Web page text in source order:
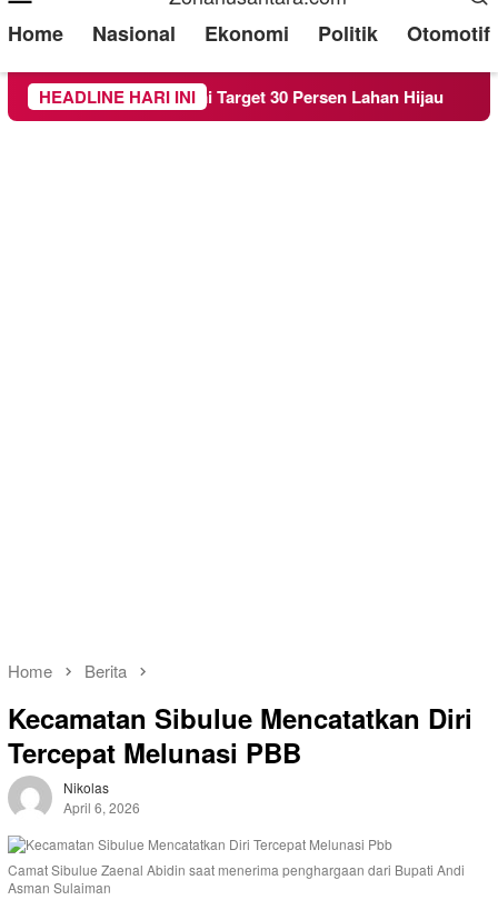
Menu
Home Nasional Ekonomi Politik Otomotif
HEADLINE HARI INI
RTH demi Target 30 Persen Lahan Hijau
Home Berita
Kecamatan Sibulue Mencatatkan Diri
Tercepat Melunasi PBB
Nikolas
April 6, 2026
Camat Sibulue Zaenal Abidin saat menerima penghargaan dari Bupati Andi
Asman Sulaiman